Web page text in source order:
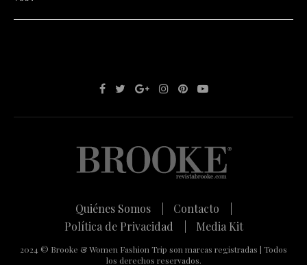
Quiénes Somos |
Contacto |
Política de Privacidad |
Media Kit
2024 © Brooke & Women Fashion Trip son marcas registradas | Todos
los derechos reservados.